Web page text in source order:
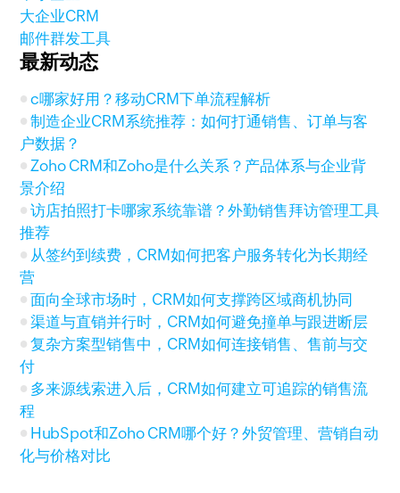
大企业CRM
邮件群发工具
最新动态
c哪家好用？移动CRM下单流程解析
制造企业CRM系统推荐：如何打通销售、订单与客
户数据？
Zoho CRM和Zoho是什么关系？产品体系与企业背
景介绍
访店拍照打卡哪家系统靠谱？外勤销售拜访管理工具
推荐
从签约到续费，CRM如何把客户服务转化为长期经
营
面向全球市场时，CRM如何支撑跨区域商机协同
渠道与直销并行时，CRM如何避免撞单与跟进断层
复杂方案型销售中，CRM如何连接销售、售前与交
付
多来源线索进入后，CRM如何建立可追踪的销售流
程
HubSpot和Zoho CRM哪个好？外贸管理、营销自动
化与价格对比